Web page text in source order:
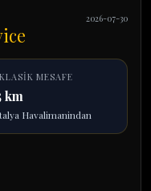
2026-07-30
MESAFE
km
Havalimanindan